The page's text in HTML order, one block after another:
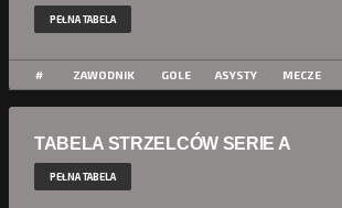
PEŁNA TABELA
# ZAWODNIK GOLE ASYSTY MECZE
TABELA STRZELCÓW SERIE A
PEŁNA TABELA